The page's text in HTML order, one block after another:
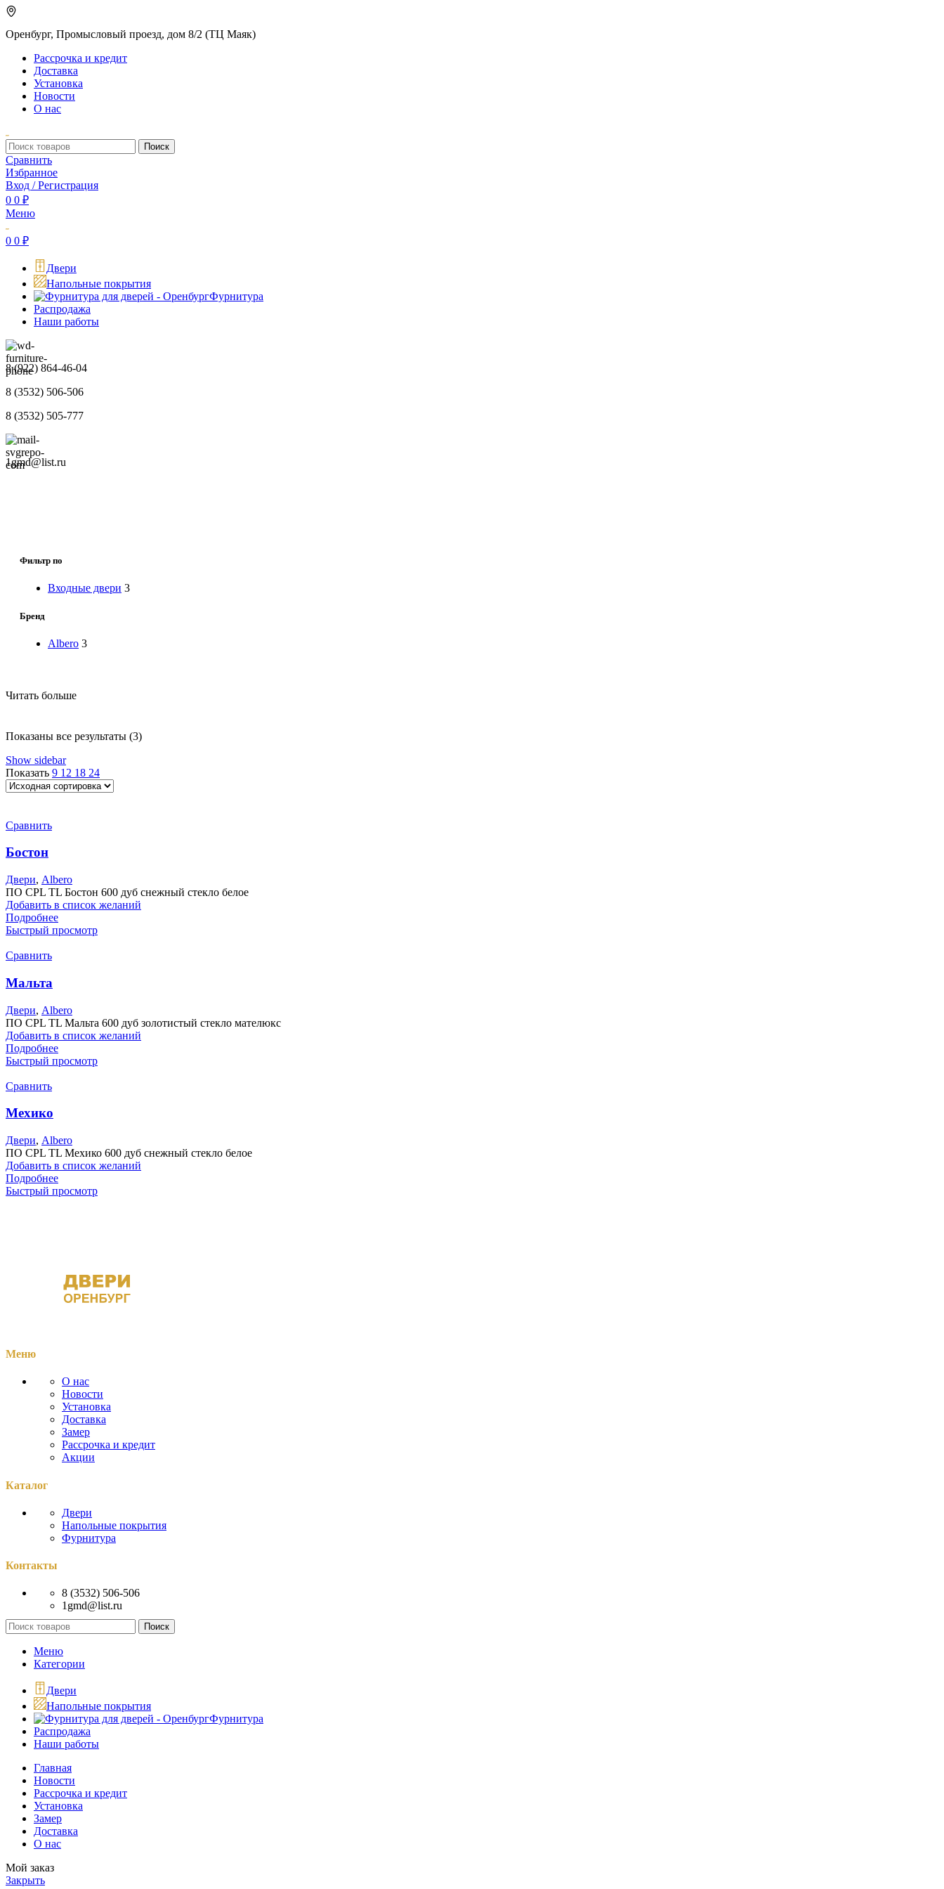
Оренбург, Промысловый проезд, дом 8/2 (ТЦ Маяк)
Рассрочка и кредит
Доставка
Установка
Новости
О нас
Поиск
Сравнить
Избранное
Вход / Регистрация
0 0 ₽
Меню
0 0 ₽
Двери
Напольные покрытия
Фурнитура
Распродажа
Наши работы
8 (922) 864-46-04
8 (3532) 506-506
8 (3532) 505-777
1gmd@list.ru
Фильтр по
Входные двери 3
Бренд
Albero 3
Читать больше
Показаны все результаты (3)
Show sidebar
Показать 9 12 18 24
Сравнить
Бостон
Двери, Albero
ПО CPL TL Бостон 600 дуб снежный стекло белое
Добавить в список желаний
Подробнее
Быстрый просмотр
Сравнить
Мальта
Двери, Albero
ПО CPL TL Мальта 600 дуб золотистый стекло мателюкс
Добавить в список желаний
Подробнее
Быстрый просмотр
Сравнить
Мехико
Двери, Albero
ПО CPL TL Мехико 600 дуб снежный стекло белое
Добавить в список желаний
Подробнее
Быстрый просмотр
Меню
О нас
Новости
Установка
Доставка
Замер
Рассрочка и кредит
Акции
Каталог
Двери
Напольные покрытия
Фурнитура
Контакты
8 (3532) 506-506
1gmd@list.ru
Поиск
Меню
Категории
Двери
Напольные покрытия
Фурнитура
Распродажа
Наши работы
Главная
Новости
Рассрочка и кредит
Установка
Замер
Доставка
О нас
Мой заказ
Закрыть